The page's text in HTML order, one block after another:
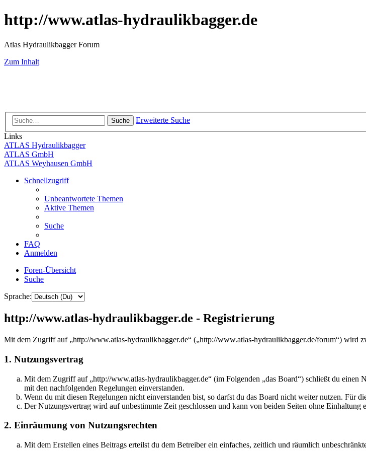
http://www.atlas-hydraulikbagger.de
Atlas Hydraulikbagger Forum
Zum Inhalt
Suche
Erweiterte Suche
Links
ATLAS Hydraulikbagger
ATLAS GmbH
ATLAS Weyhausen GmbH
Schnellzugriff
Unbeantwortete Themen
Aktive Themen
Suche
FAQ
Anmelden
Foren-Übersicht
Suche
Sprache:
http://www.atlas-hydraulikbagger.de - Registrierung
Mit dem Zugriff auf „http://www.atlas-hydraulikbagger.de“ („http://www.atlas-hydraulikbagger.de/forum“) wird
1. Nutzungsvertrag
Mit dem Zugriff auf „http://www.atlas-hydraulikbagger.de“ (im Folgenden „das Board“) schließt du einen
mit den nachfolgenden Regelungen einverstanden.
Wenn du mit diesen Regelungen nicht einverstanden bist, so darfst du das Board nicht weiter nutzen. Für
Der Nutzungsvertrag wird auf unbestimmte Zeit geschlossen und kann von beiden Seiten ohne Einhaltung
2. Einräumung von Nutzungsrechten
Mit dem Erstellen eines Beitrags erteilst du dem Betreiber ein einfaches, zeitlich und räumlich